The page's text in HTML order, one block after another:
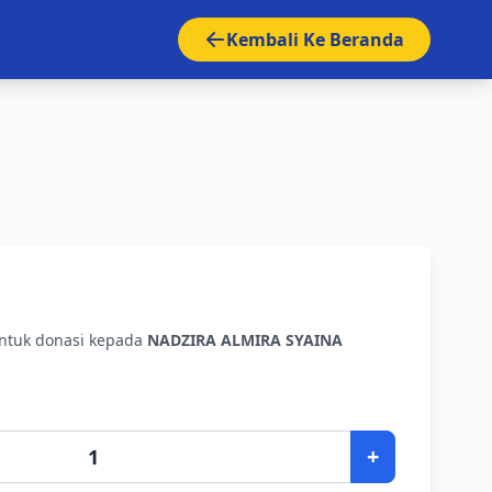
Kembali Ke Beranda
donasi kepada NADZIRA ALMIRA SYAINA
+